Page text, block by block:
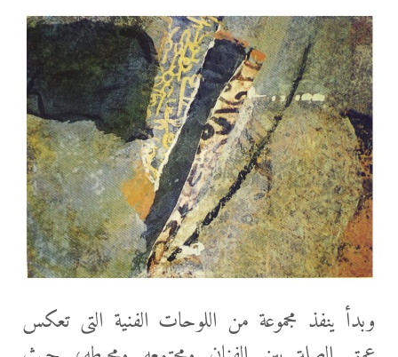
وبدأ ينفذ مجموعة من اللوحات الفنية التى تعكس